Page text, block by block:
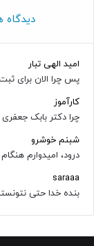
دیدگاه
امید الهی تبار
پس چرا الان برای
کارآموز
چرا دکتر بابک جعفری
شبنم خوشرو
درود، امیدوارم
saraaa
بنده خدا حتی